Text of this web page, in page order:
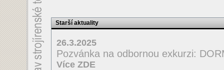
Starší aktuality
26.3.2025
Pozvánka na odbornou exkurzi:
Více ZDE